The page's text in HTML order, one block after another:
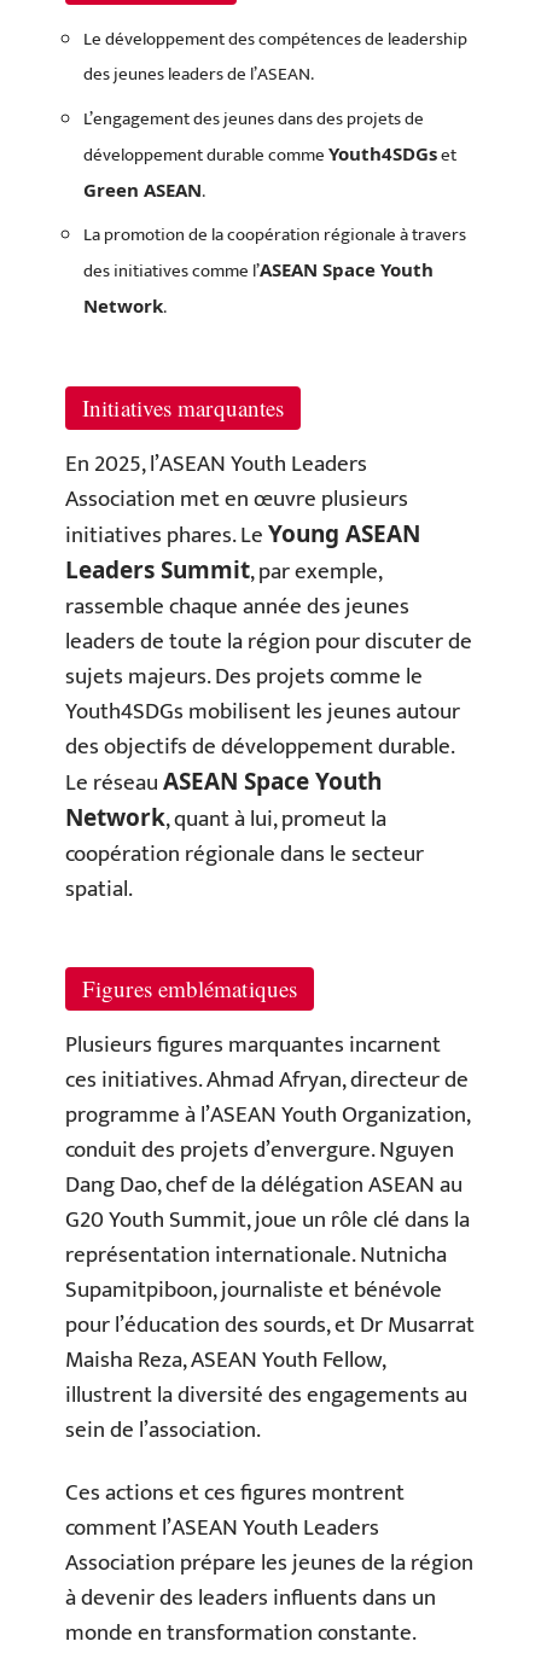
Le développement des compétences de leadership
des jeunes leaders de l’ASEAN.
L’engagement des jeunes dans des projets de
développement durable comme Youth4SDGset
Green ASEAN.
La promotion de la coopération régionale à travers
des initiatives comme l’ASEAN Space Youth
Network.
Initiatives marquantes
En 2025, l’ASEAN Youth Leaders
Association met en œuvre plusieurs
initiatives phares. LeYoung ASEAN
Leaders Summit, par exemple,
rassemble chaque année des jeunes
leaders de toute la région pour discuter de
sujets majeurs. Des projets comme le
Youth4SDGs mobilisent les jeunes autour
des objectifs de développement durable.
Le réseauASEAN Space Youth
Network, quant à lui, promeut la
coopération régionale dans le secteur
spatial.
Figures emblématiques
Plusieurs figures marquantes incarnent
ces initiatives. Ahmad Afryan, directeur de
programme à l’ASEAN Youth Organization,
conduit des projets d’envergure. Nguyen
Dang Dao, chef de la délégation ASEAN au
G20 Youth Summit, joue un rôle clé dans la
représentation internationale. Nutnicha
Supamitpiboon, journaliste et bénévole
pour l’éducation des sourds, et Dr Musarrat
Maisha Reza, ASEAN Youth Fellow,
illustrent la diversité des engagements au
sein de l’association.
Ces actions et ces figures montrent
comment l’ASEAN Youth Leaders
Association prépare les jeunes de la région
à devenir des leaders influents dans un
monde en transformation constante.